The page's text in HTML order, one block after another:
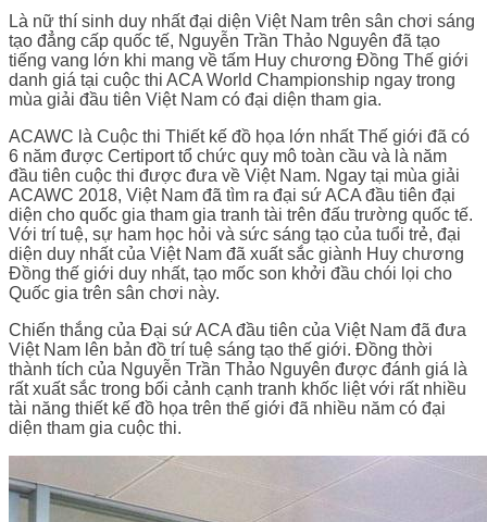
Là nữ thí sinh duy nhất đại diện Việt Nam trên sân chơi sáng
tạo đẳng cấp quốc tế, Nguyễn Trần Thảo Nguyên đã tạo
tiếng vang lớn khi mang về tấm Huy chương Đồng Thế giới
danh giá tại cuộc thi ACA World Championship ngay trong
mùa giải đầu tiên Việt Nam có đại diện tham gia.
ACAWC là Cuộc thi Thiết kế đồ họa lớn nhất Thế giới đã có
6 năm được Certiport tổ chức quy mô toàn cầu và là năm
đầu tiên cuộc thi được đưa về Việt Nam. Ngay tại mùa giải
ACAWC 2018, Việt Nam đã tìm ra đại sứ ACA đầu tiên đại
diện cho quốc gia tham gia tranh tài trên đấu trường quốc tế.
Với trí tuệ, sự ham học hỏi và sức sáng tạo của tuổi trẻ, đại
diện duy nhất của Việt Nam đã xuất sắc giành Huy chương
Đồng thế giới duy nhất, tạo mốc son khởi đầu chói lọi cho
Quốc gia trên sân chơi này.
Chiến thắng của Đại sứ ACA đầu tiên của Việt Nam đã đưa
Việt Nam lên bản đồ trí tuệ sáng tạo thế giới. Đồng thời
thành tích của Nguyễn Trần Thảo Nguyên được đánh giá là
rất xuất sắc trong bối cảnh cạnh tranh khốc liệt với rất nhiều
tài năng thiết kế đồ họa trên thế giới đã nhiều năm có đại
diện tham gia cuộc thi.